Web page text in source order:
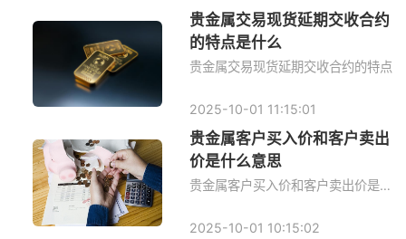
贵金属交易现货延期交收合约
的特点是什么
贵金属交易现货延期交收合约的特点
2025-10-01 11:15:01
贵金属客户买入价和客户卖出
价是什么意思
贵金属客户买入价和客户卖出价是什么意思
2025-10-01 10:15:02